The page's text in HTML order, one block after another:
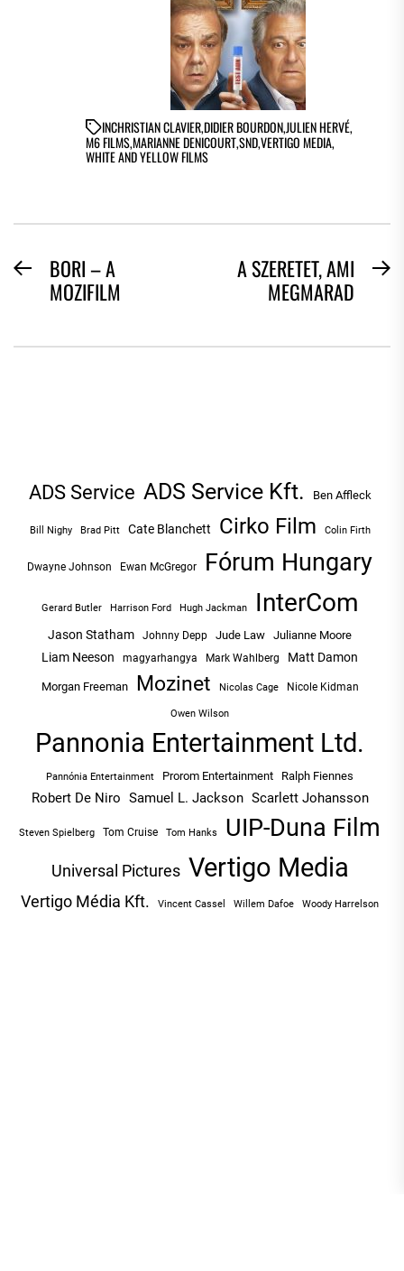
INCHRISTIAN CLAVIER,DIDIER BOURDON,JULIEN HERVÉ,
M6 FILMS,MARIANNE DENICOURT,SND,VERTIGO MEDIA,
WHITE AND YELLOW FILMS
BEJEGYZÉS
NAVIGÁCIÓ
PreviousBORI – A
MOZIFILM
A SZERETET, AMI
MEGMARAD
ADS Service ADS Service Kft. Ben Affleck
Bill Nighy Brad Pitt Cate Blanchett Cirko Film Colin Firth
Dwayne Johnson Ewan McGregor Fórum Hungary
Gerard Butler Harrison Ford Hugh Jackman InterCom
Jason Statham Johnny Depp Jude Law Julianne Moore
Liam Neeson magyarhangya Mark Wahlberg Matt Damon
Morgan Freeman Mozinet Nicolas Cage Nicole Kidman
Owen Wilson
Pannonia Entertainment Ltd.
Pannónia Entertainment Prorom Entertainment Ralph Fiennes
Robert De Niro Samuel L. Jackson Scarlett Johansson
Steven Spielberg Tom Cruise Tom Hanks UIP-Duna Film
Universal Pictures Vertigo Media
Vertigo Média Kft. Vincent Cassel Willem Dafoe Woody Harrelson